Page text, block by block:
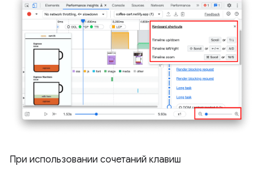
При использовании сочетаний клавиш